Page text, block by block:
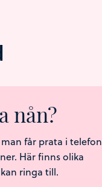
nån?
får prata i telefon
Här finns olika
ringa till.